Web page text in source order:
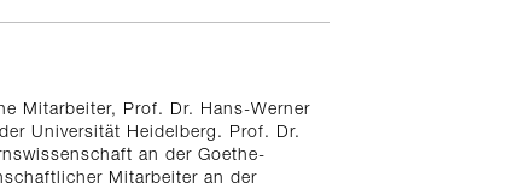
Mitarbeiter, Prof. Dr. Hans-Werner
Universität Heidelberg. Prof. Dr.
an der Goethe-
Mitarbeiter an der